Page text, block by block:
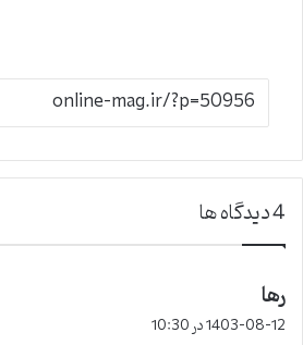
‫4 دیدگاه ها
رهاف
1403-08-12 در 10:30